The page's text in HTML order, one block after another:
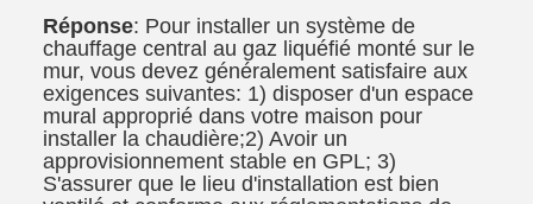
Réponse: Pour installer un système de
chauffage central au gaz liquéfié monté sur le
mur, vous devez généralement satisfaire aux
exigences suivantes: 1) disposer d'un espace
mural approprié dans votre maison pour
installer la chaudière;2) Avoir un
approvisionnement stable en GPL; 3)
S'assurer que le lieu d'installation est bien